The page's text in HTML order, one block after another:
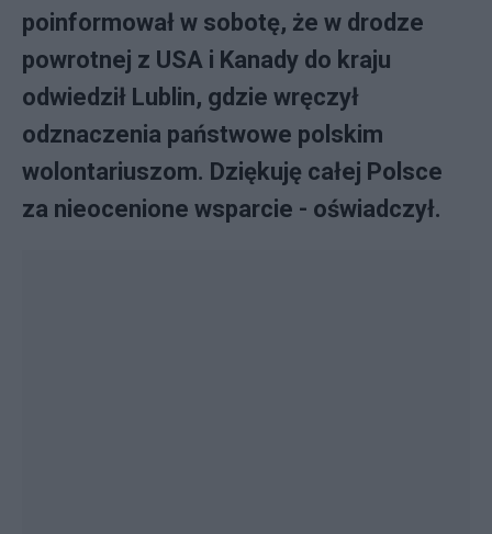
poinformował w sobotę, że w drodze
powrotnej z USA i Kanady do kraju
odwiedził Lublin, gdzie wręczył
odznaczenia państwowe polskim
wolontariuszom. Dziękuję całej Polsce
za nieocenione wsparcie - oświadczył.